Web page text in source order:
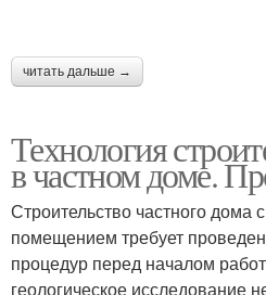
читать дальше →
Технология
в частном доме.
Строительство частного дома
помещением требует
процедур перед началом
геологическое исследование